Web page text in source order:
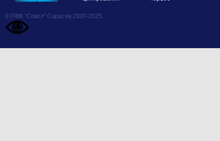
© ПФК "Сокол" Саратов 2000-2025